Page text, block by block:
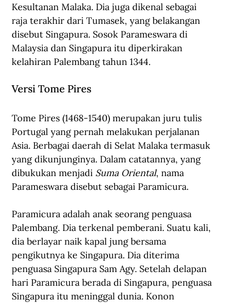
Kesultanan Malaka. Dia juga dikenal sebagai
raja terakhir dari Tumasek, yang belakangan
disebut Singapura. Sosok Parameswara di
Malaysia dan Singapura itu diperkirakan
kelahiran Palembang tahun 1344.
Versi Tome Pires
Tome Pires (1468-1540) merupakan juru tulis
Portugal yang pernah melakukan perjalanan
Asia. Berbagai daerah di Selat Malaka termasuk
yang dikunjunginya. Dalam catatannya, yang
dibukukan menjadi Suma Oriental, nama
Parameswara disebut sebagai Paramicura.
Paramicura adalah anak seorang penguasa
Palembang. Dia terkenal pemberani. Suatu kali,
dia berlayar naik kapal jung bersama
pengikutnya ke Singapura. Dia diterima
penguasa Singapura Sam Agy. Setelah delapan
hari Paramicura berada di Singapura, penguasa
Singapura itu meninggal dunia. Konon